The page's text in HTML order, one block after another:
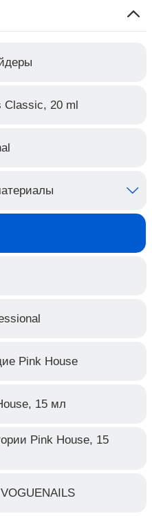
Classic, 20 ml
Pink House
15 мл
Pink House, 15